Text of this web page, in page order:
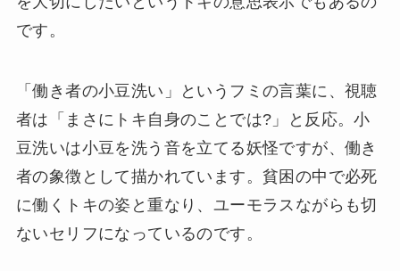
です。
「働き者の小豆洗い」というフミの言葉に、視聴
者は「まさにトキ自身のことでは?」と反応。小
豆洗いは小豆を洗う音を立てる妖怪ですが、働き
者の象徴として描かれています。貧困の中で必死
に働くトキの姿と重なり、ユーモラスながらも切
ないセリフになっているのです。